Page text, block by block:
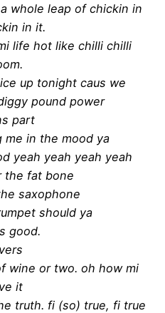
whole leap of chickin in
in it.
life hot like chilli chilli
up tonight caus we
pound power
part
me in the mood ya
yeah yeah yeah yeah
the fat bone
saxophone
should ya
good.
wine or two. oh how mi
it
truth. fi (so) true, fi true